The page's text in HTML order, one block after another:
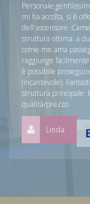
Personale
mi ha accolta, si è
dell'ascensore.
struttura ottima: a
come me ama
raggiunge
è possibile
(incantevole).
struttura principale:
qualità/prezzo
Linda